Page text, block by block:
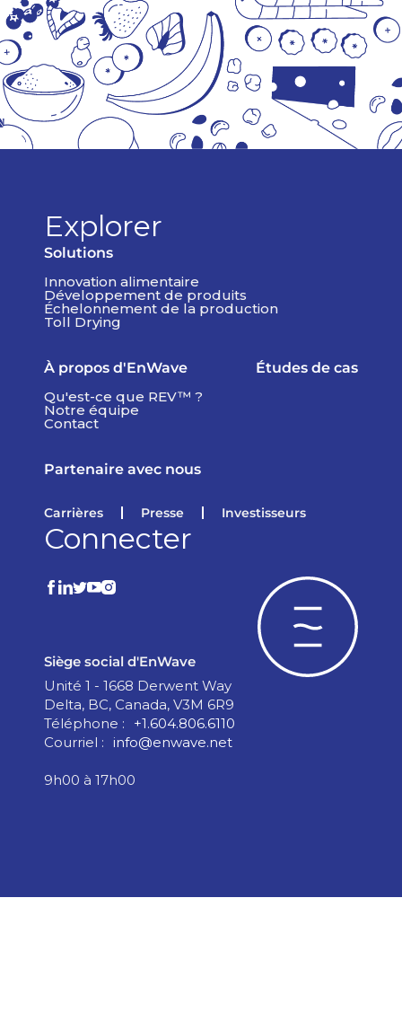
Explorer
Solutions
Innovation alimentaire
Développement de produits
Échelonnement de la production
Toll Drying
À propos d'EnWave
Qu'est-ce que REV™ ?
Notre équipe
Contact
Études de cas
Partenaire avec nous
Carrières Presse Investisseurs
Connecter
Siège social d'EnWave
Unité 1 - 1668 Derwent Way
Delta, BC, Canada, V3M 6R9
Téléphone :
+1.604.806.6110
Courriel : info@enwave.net
9h00 à 17h00